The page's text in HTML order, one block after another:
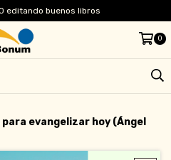
editando buenos libros
0
evangelizar hoy (Ángel